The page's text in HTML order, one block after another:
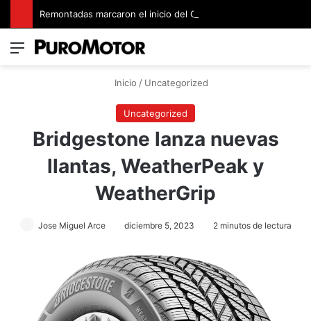
Menú
Inicio / Uncategorized
Uncategorized
Bridgestone lanza nuevas
llantas, WeatherPeak y
WeatherGrip
Jose Miguel Arce diciembre 5, 2023 2 minutos de lectura